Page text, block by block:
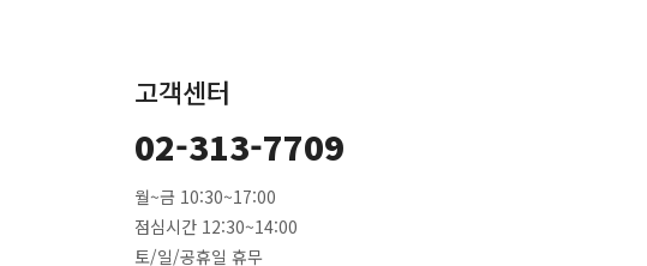
고객센터
02-313-7709
월~금 10:30~17:00
점심시간 12:30~14:00
토/일/공휴일 휴무